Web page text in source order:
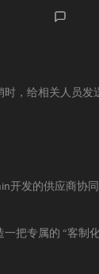
论
时，给相关人员发
开发的供应商协
一把专属的 “客制